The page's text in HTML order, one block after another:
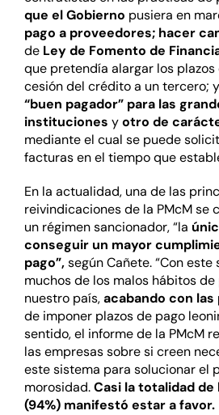
que el Gobierno pusiera en
pago a proveedores; hacer
de Ley de Fomento de
que pretendía alargar los plazos
cesión del crédito a un tercero;
“buen pagador” para las
instituciones yotro de
mediante el cual se puede
facturas en el tiempo que
En la actualidad, una de las
reivindicaciones de la PMcM se
un régimen sancionador, “la
conseguir un mayor
pago”,según Cañete. “Con
muchos de los malos hábitos
nuestro país,acabando con
de imponer plazos de pago
sentido, el informe de la PMcM
las empresas sobre si creen
este sistema para solucionar el
morosidad.Casi la totalidad
(94%) manifestó estar a favor.